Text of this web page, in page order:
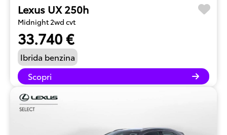
Lexus UX 250h
Midnight 2wd cvt
33.740 €
Ibrida benzina
Scopri